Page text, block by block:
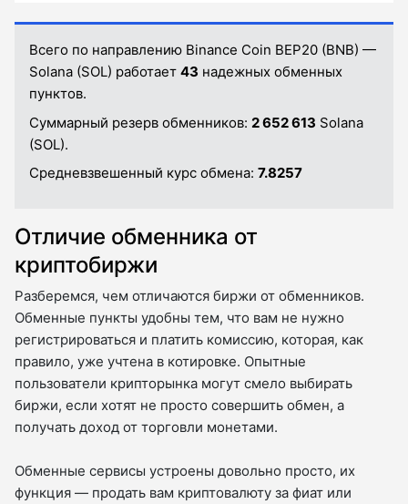
Всего по направлению Binance Coin BEP20 (BNB) —
Solana (SOL) работает 43 надежных обменных
пунктов.
Суммарный резерв обменников: 2 652 613 Solana
(SOL).
Средневзвешенный курс обмена: 7.8257
Отличие обменника от
криптобиржи
Разберемся, чем отличаются биржи от обменников.
Обменные пункты удобны тем, что вам не нужно
регистрироваться и платить комиссию, которая, как
правило, уже учтена в котировке. Опытные
пользователи крипторынка могут смело выбирать
биржи, если хотят не просто совершить обмен, а
получать доход от торговли монетами.
Обменные сервисы устроены довольно просто, их
функция — продать вам криптовалюту за фиат или